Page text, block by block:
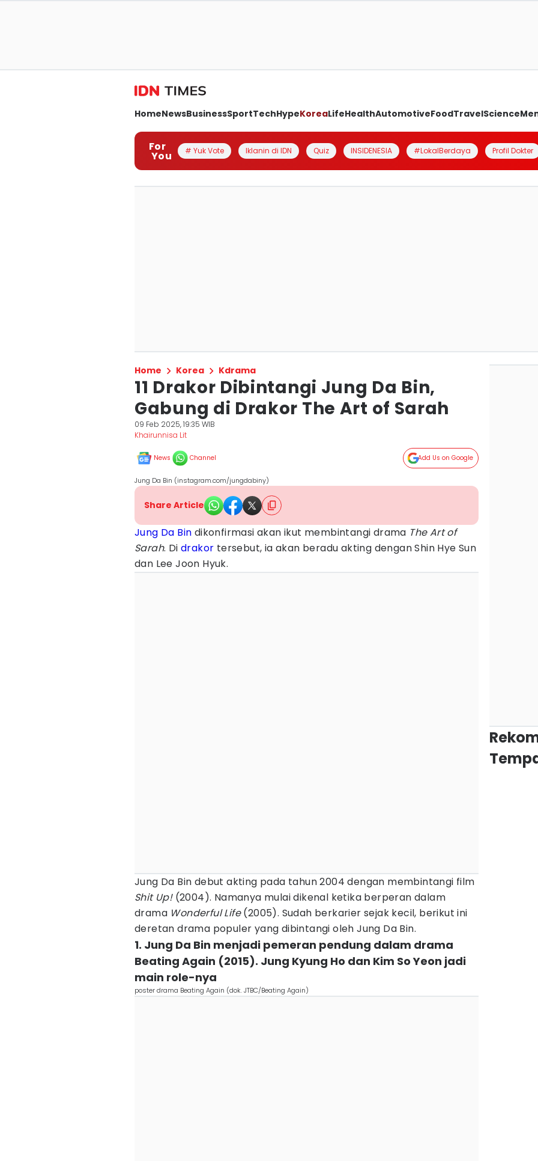
HomeNewsBusinessSportTechHypeKoreaLifeHealthAutomotiveFoodTravelScience
For
You # Yuk Vote Iklanin di IDN Quiz INSIDENESIA #LokalBerdaya Profil Dokter
Home Korea Kdrama
11 Drakor Dibintangi Jung Da Bin,
Gabung di Drakor The Art of Sarah
09 Feb 2025, 19:35 WIB
Khairunnisa Lit
News Channel Add Us on Google
Jung Da Bin (instagram.com/jungdabiny)
Share Article
Jung Da Bin dikonfirmasi akan ikut membintangi drama The Art of
Sarah. Di drakor tersebut, ia akan beradu akting dengan Shin Hye Sun
dan Lee Joon Hyuk.
Jung Da Bin debut akting pada tahun 2004 dengan membintangi film
Shit Up!(2004). Namanya mulai dikenal ketika berperan dalam
drama Wonderful Life(2005). Sudah berkarier sejak kecil, berikut ini
deretan drama populer yang dibintangi oleh Jung Da Bin.
1. Jung Da Bin menjadi pemeran pendung dalam drama
Beating Again (2015). Jung Kyung Ho dan Kim So Yeon jadi
main role-nya
poster drama Beating Again (dok. JTBC/Beating Again)